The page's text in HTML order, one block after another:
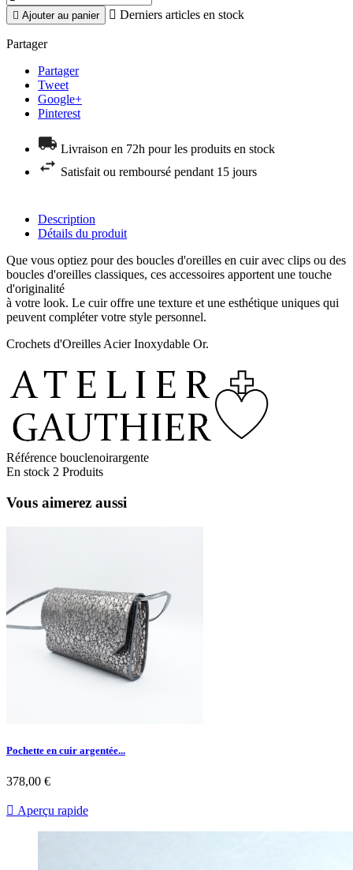
 Ajouter au panier  Derniers articles en stock
Partager
Partager
Tweet
Google+
Pinterest
Livraison en 72h pour les produits en stock
Satisfait ou remboursé pendant 15 jours
Description
Détails du produit
Que vous optiez pour des boucles d'oreilles en cuir avec clips ou des
boucles d'oreilles classiques, ces accessoires apportent une touche
d'originalité
à votre look. Le cuir offre une texture et une esthétique uniques qui
peuvent compléter votre style personnel.
Crochets d'Oreilles Acier Inoxydable Or.
Référence bouclenoirargente
En stock 2 Produits
Vous aimerez aussi
Pochette en cuir argentée...
378,00 €
 Aperçu rapide